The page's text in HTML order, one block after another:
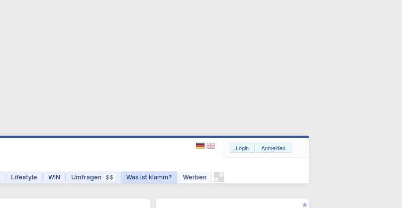
Lifestyle WIN Umfragen $$ Was ist klamm? Werben
Login Anmelden